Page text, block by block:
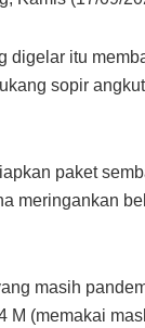
digelar itu
sopir
paket
meringankan
masih
(memakai